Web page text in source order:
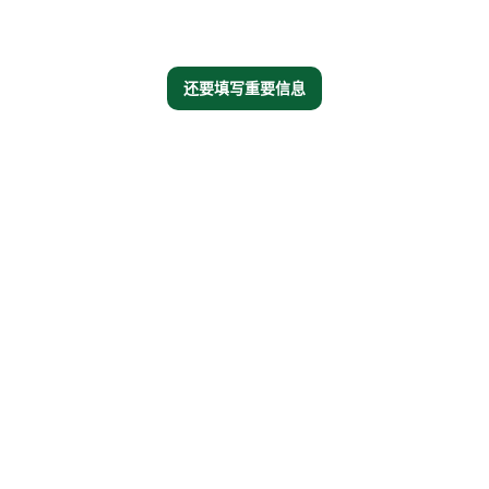
还要填写重要信息